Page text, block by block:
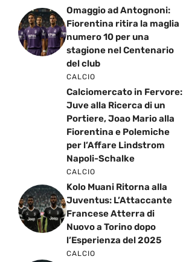
Omaggio ad Antognoni:
Fiorentina ritira la maglia
numero 10 per una
stagione nel Centenario
del club
CALCIO
Calciomercato in Fervore:
Juve alla Ricerca di un
Portiere, Joao Mario alla
Fiorentina e Polemiche
per l’Affare Lindstrom
Napoli-Schalke
CALCIO
Kolo Muani Ritorna alla
Juventus: L’Attaccante
Francese Atterra di
Nuovo a Torino dopo
l’Esperienza del 2025
CALCIO